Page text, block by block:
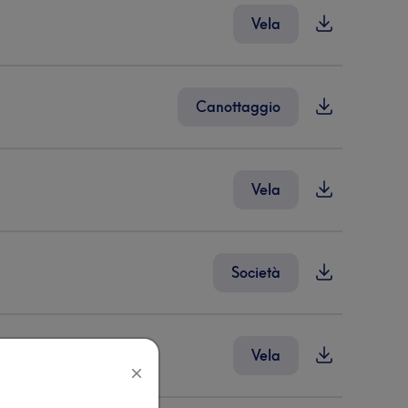
Vela
Canottaggio
Vela
Società
Vela